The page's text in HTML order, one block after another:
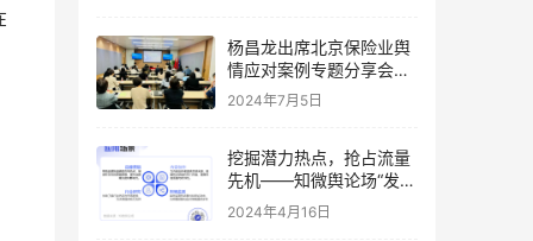
杨昌龙出席北京保险业舆
情应对案例专题分享会并
做专题分享
2024年7月5日
挖掘潜力热点，抢占流量
先机——知微舆论场“发现
热点”全新上线
2024年4月16日